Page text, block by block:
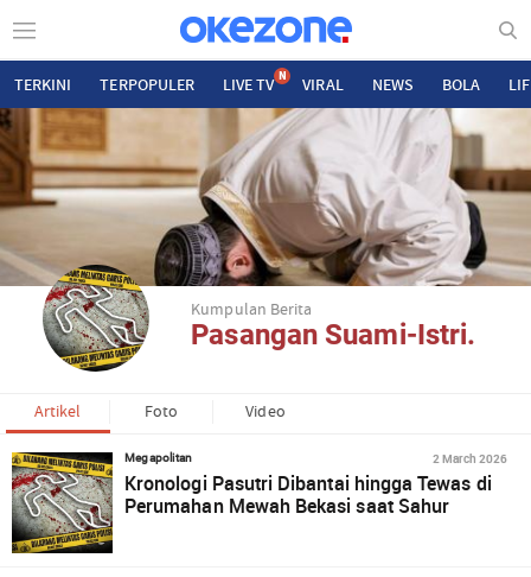
TERKINI TERPOPULER LIVE TV N VIRAL NEWS BOLA
Kumpulan Berita
Pasangan Suami-Istri.
Artikel Foto Video
Megapolitan 2 March 2026
Kronologi Pasutri Dibantai hingga Tewas di
Perumahan Mewah Bekasi saat Sahur